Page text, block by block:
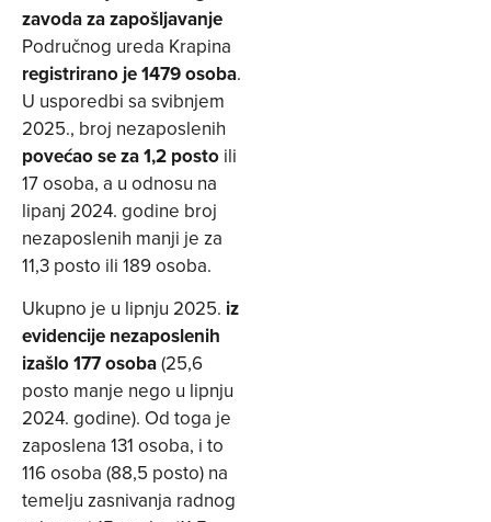
zavoda za zapošljavanje
Područnog ureda Krapina
registrirano je 1479 osoba.
U usporedbi sa svibnjem
2025., broj nezaposlenih
povećao se za 1,2 posto ili
17 osoba, a u odnosu na
lipanj 2024. godine broj
nezaposlenih manji je za
11,3 posto ili 189 osoba.
Ukupno je u lipnju 2025. iz
evidencije nezaposlenih
izašlo 177 osoba(25,6
posto manje nego u lipnju
2024. godine). Od toga je
zaposlena 131 osoba, i to
116 osoba (88,5 posto) na
temelju zasnivanja radnog